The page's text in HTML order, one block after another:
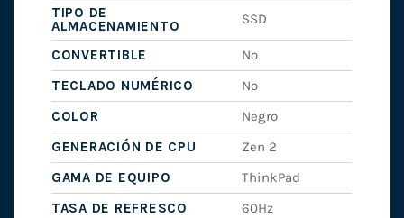
TIPO DE
ALMACENAMIENTO
SSD
CONVERTIBLE
No
TECLADO NUMÉRICO
No
COLOR
Negro
GENERACIÓN DE CPU
Zen 2
GAMA DE EQUIPO
ThinkPad
TASA DE REFRESCO
60Hz